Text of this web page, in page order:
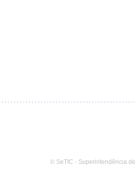
© SeTIC - Superintendência